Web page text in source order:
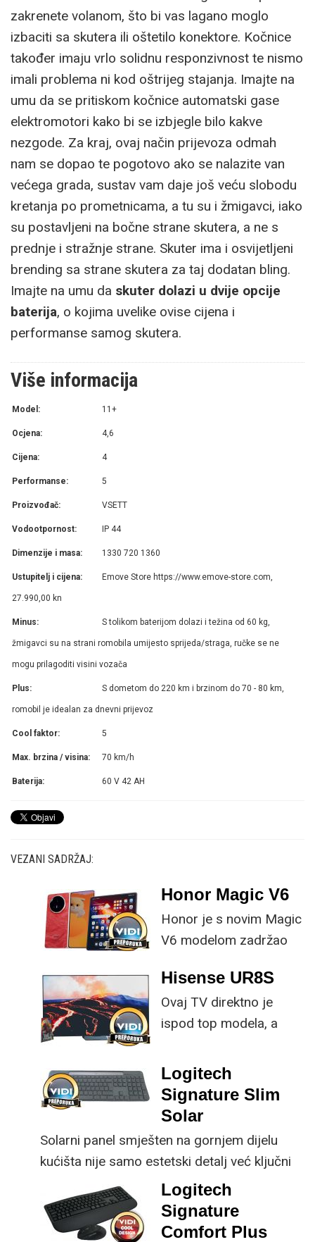
zakrenete volanom, što bi vas lagano moglo
izbaciti sa skutera ili oštetilo konektore. Kočnice
također imaju vrlo solidnu responzivnost te nismo
imali problema ni kod oštrijeg stajanja. Imajte na
umu da se pritiskom kočnice automatski gase
elektromotori kako bi se izbjegle bilo kakve
nezgode. Za kraj, ovaj način prijevoza odmah
nam se dopao te pogotovo ako se nalazite van
većega grada, sustav vam daje još veću slobodu
kretanja po prometnicama, a tu su i žmigavci, iako
su postavljeni na bočne strane skutera, a ne s
prednje i stražnje strane. Skuter ima i osvijetljeni
brending sa strane skutera za taj dodatan bling.
Imajte na umu da skuter dolazi u dvije opcije
baterija, o kojima uvelike ovise cijena i
performanse samog skutera.
Više informacija
Model: 11+
Ocjena: 4,6
Cijena: 4
Performanse: 5
Proizvođač: VSETT
Vodootpornost: IP 44
Dimenzije i masa: 1330 720 1360
Ustupitelj i cijena: Emove Store https://www.emove-store.com,
27.990,00 kn
Minus: S tolikom baterijom dolazi i težina od 60 kg,
žmigavci su na strani romobila umijesto sprijeda/straga, ručke se ne
mogu prilagoditi visini vozača
Plus: S dometom do 220 km i brzinom do 70 - 80 km,
romobil je idealan za dnevni prijevoz
Cool faktor: 5
Max. brzina / visina: 70 km/h
Baterija: 60 V 42 AH
VEZANI SADRŽAJ:
Honor Magic V6
Honor je s novim Magic
V6 modelom zadržao
specifikacije, no
istovremeno
implementirao
ključne svakom
korisniku.
Hisense UR8S
Ovaj TV direktno je
ispod top modela, a
male ustupke možete
osjetno uštedjeti pri
kupnji.
Logitech
Signature Slim
Solar
Solarni panel smješten na gornjem dijelu
kućišta nije samo estetski detalj već ključni
dio koncepta ovog proizvoda, jer koristi
energiju prirodnog ili umjetnog svjetla za
rad.
Logitech
Signature
Comfort Plus